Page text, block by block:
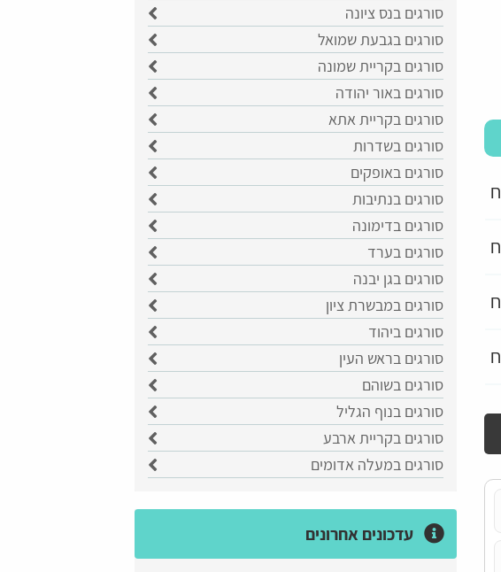
סורגים בנס ציונה
סורגים בגבעת שמואל
סורגים בקריית שמונה
סורגים באור יהודה
סורגים בקריית אתא
סורגים בשדרות
סורגים באופקים
סורגים בנתיבות
סורגים בדימונה
סורגים בערד
סורגים בגן יבנה
סורגים במבשרת ציון
סורגים ביהוד
סורגים בראש העין
סורגים בשוהם
סורגים בנוף הגליל
סורגים בקריית ארבע
סורגים במעלה אדומים
עדכונים אחרונים